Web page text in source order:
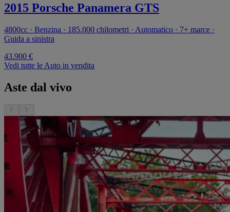
2015 Porsche Panamera GTS
4800cc · Benzina · 185.000 chilometri · Automatico · 7+ marce ·
Guida a sinistra
43.900 €
Vedi tutte le Auto in vendita
Aste dal vivo